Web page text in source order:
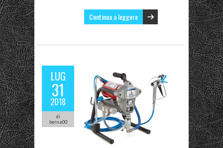
Continua a leggere
LUG
31
2018
di
berna00